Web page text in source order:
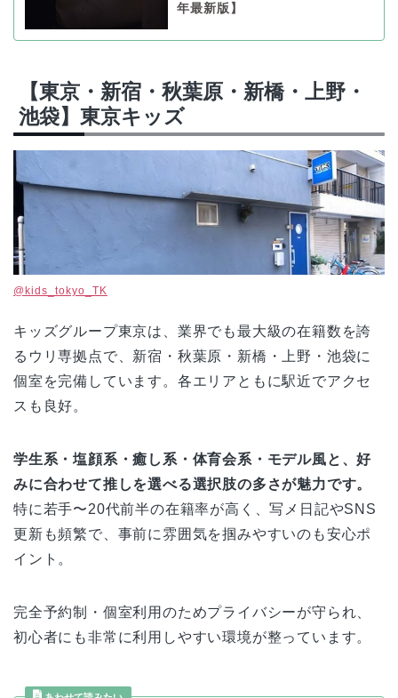
年最新版】
【東京・新宿・秋葉原・新橋・上野・
池袋】東京キッズ
@kids_tokyo_TK
キッズグループ東京は、業界でも最大級の在籍数を誇
るウリ専拠点で、新宿・秋葉原・新橋・上野・池袋に
個室を完備しています。各エリアともに駅近でアクセ
スも良好。
学生系・塩顔系・癒し系・体育会系・モデル風と、好
みに合わせて推しを選べる選択肢の多さが魅力です。
特に若手〜20代前半の在籍率が高く、写メ日記やSNS
更新も頻繁で、事前に雰囲気を掴みやすいのも安心ポ
イント。
完全予約制・個室利用のためプライバシーが守られ、
初心者にも非常に利用しやすい環境が整っています。